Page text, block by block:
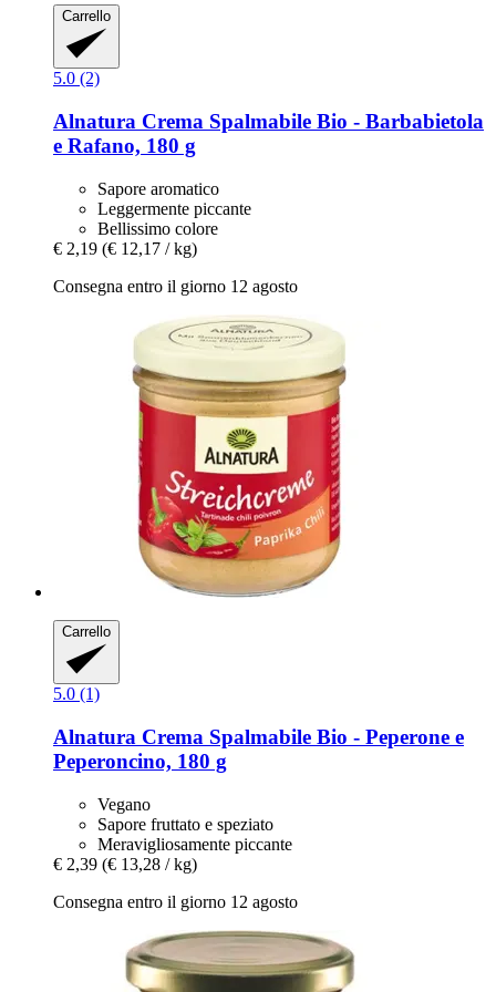
Carrello
5.0 (2)
Alnatura Crema Spalmabile Bio -​ Barbabietola
e Rafano, 180 g
Sapore aromatico
Leggermente piccante
Bellissimo colore
€ 2,19 (€ 12,17 / kg)
Consegna entro il giorno 12 agosto
Carrello
5.0 (1)
Alnatura Crema Spalmabile Bio -​ Peperone e
Peperoncino, 180 g
Vegano
Sapore fruttato e speziato
Meravigliosamente piccante
€ 2,39 (€ 13,28 / kg)
Consegna entro il giorno 12 agosto